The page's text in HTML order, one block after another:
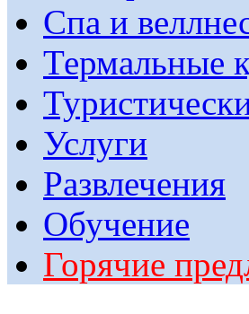
Спа и
Термальные
Услуги
Развлечения
Обучение
Горячие